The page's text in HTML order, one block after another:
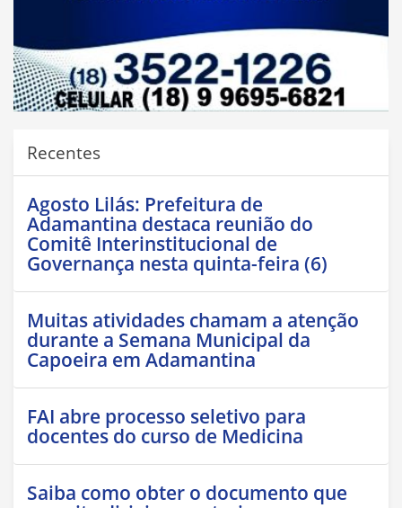
Recentes
Agosto Lilás: Prefeitura de
Adamantina destaca reunião do
Comitê Interinstitucional de
Governança nesta quinta-feira (6)
Muitas atividades chamam a atenção
durante a Semana Municipal da
Capoeira em Adamantina
FAI abre processo seletivo para
docentes do curso de Medicina
Saiba como obter o documento que